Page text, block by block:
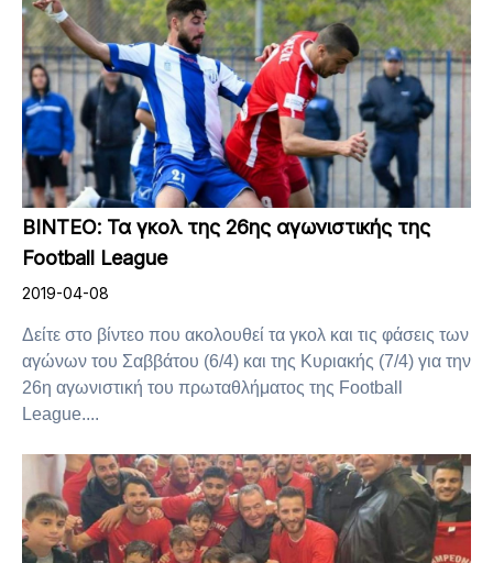
ΒΙΝΤΕΟ: Τα γκολ της 26ης αγωνιστικής της
Football League
2019-04-08
Δείτε στο βίντεο που ακολουθεί τα γκολ και τις φάσεις των
αγώνων του Σαββάτου (6/4) και της Κυριακής (7/4) για την
26η αγωνιστική του πρωταθλήματος της Football
League....